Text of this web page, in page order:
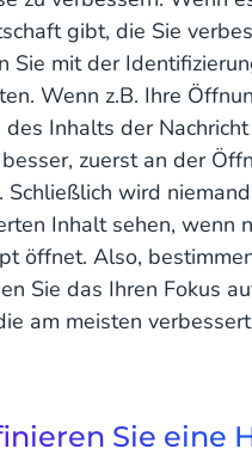
gibt, die Sie
Sie mit der
Wenn z.B. Ihre
des Inhalts der
zuerst an der
Schließlich wird
Inhalt sehen, wenn
öffnet. Also,
Sie das Ihren Fokus
am meisten
Sie eine